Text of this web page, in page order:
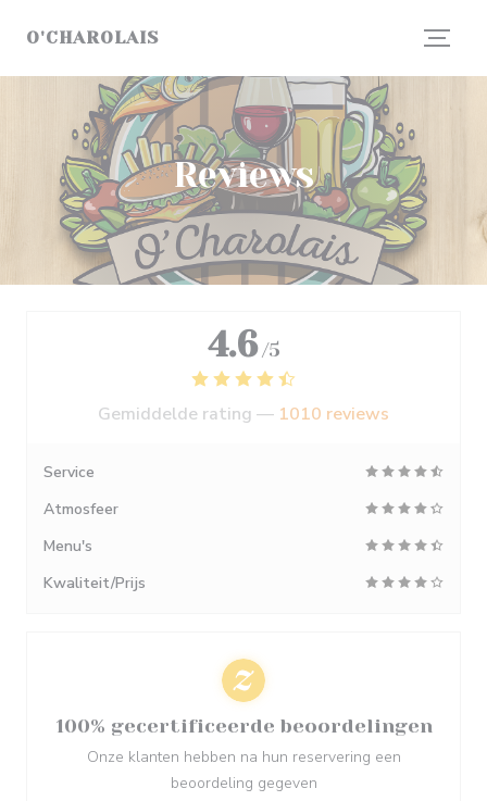
O'CHAROLAIS
Reviews
4.6 /5
Gemiddelde rating — 1010 reviews
Service
Atmosfeer
Menu's
Kwaliteit/Prijs
100% gecertificeerde beoordelingen
Onze klanten hebben na hun reservering een
beoordeling gegeven